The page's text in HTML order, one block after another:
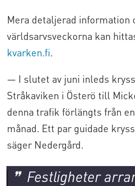
Mera detaljerad information
världsarvsveckorna kan
kvarken.fi.
— I slutet av juni inleds
Stråkaviken i Österö till
denna trafik förlängts från
månad. Ett par guidade
säger Nedergård.
Festligheter